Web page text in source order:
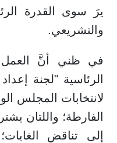
يرَ سوى القدرة
والتشريعي.
في ظني أنَّ العمل
الرئاسية "لجنة
لانتخابات المجلس
الفارطة؛ واللتان
إلى تناقض